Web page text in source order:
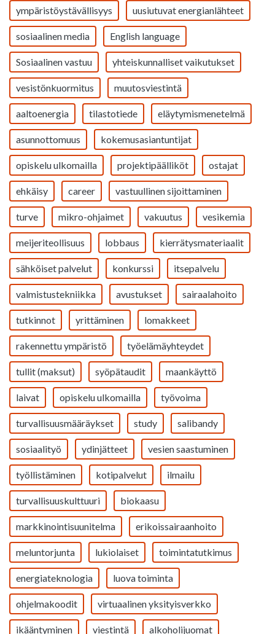
ympäristöystävällisyys uusiutuvat energianlähteet
sosiaalinen media English language
Sosiaalinen vastuu yhteiskunnalliset vaikutukset
vesistönkuormitus muutosviestintä
aaltoenergia tilastotiede eläytymismenetelmä
asunnottomuus kokemusasiantuntijat
opiskelu ulkomailla projektipäälliköt ostajat
ehkäisy career vastuullinen sijoittaminen
turve mikro-ohjaimet vakuutus vesikemia
meijeriteollisuus lobbaus kierrätysmateriaalit
sähköiset palvelut konkurssi itsepalvelu
valmistustekniikka avustukset sairaalahoito
tutkinnot yrittäminen lomakkeet
rakennettu ympäristö työelämäyhteydet
tullit (maksut) syöpätaudit maankäyttö
laivat opiskelu ulkomailla työvoima
turvallisuusmääräykset study salibandy
sosiaalityö ydinjätteet vesien saastuminen
työllistäminen kotipalvelut ilmailu
turvallisuuskulttuuri biokaasu
markkinointisuunitelma erikoissairaanhoito
meluntorjunta lukiolaiset toimintatutkimus
energiateknologia luova toiminta
ohjelmakoodit virtuaalinen yksityisverkko
ikääntyminen viestintä alkoholijuomat